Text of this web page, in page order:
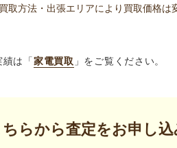
方法・出張エリアにより買取価格は
は「 家電買取 」をご覧ください。
らから査定をお申し